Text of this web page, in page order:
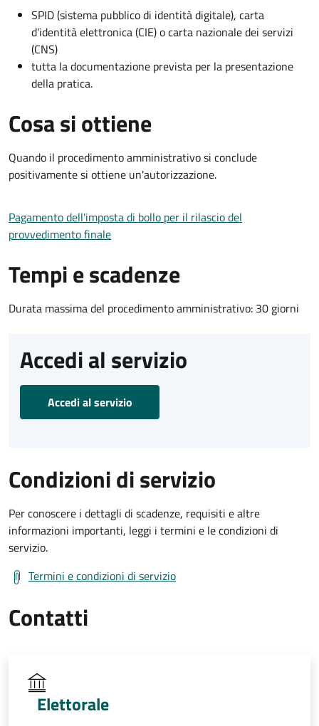
SPID (sistema pubblico di identità digitale), carta
d’identità elettronica (CIE) o carta nazionale dei servizi
(CNS)
tutta la documentazione prevista per la presentazione
della pratica.
Cosa si ottiene
Quando il procedimento amministrativo si conclude
positivamente si ottiene un'autorizzazione.
Pagamento dell'imposta di bollo per il rilascio del
provvedimento finale
Tempi e scadenze
Durata massima del procedimento amministrativo: 30 giorni
Accedi al servizio
Accedi al servizio
Condizioni di servizio
Per conoscere i dettagli di scadenze, requisiti e altre
informazioni importanti, leggi i termini e le condizioni di
servizio.
Termini e condizioni di servizio
Contatti
Elettorale